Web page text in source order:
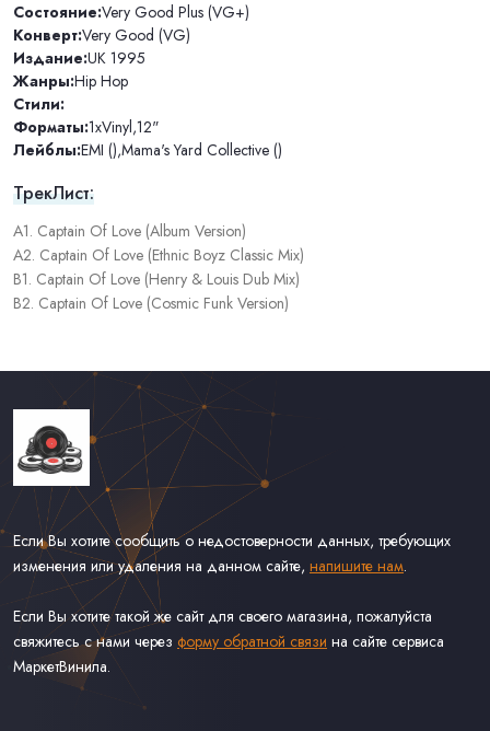
Состояние:Very Good Plus (VG+)
Конверт:Very Good (VG)
Издание:UK 1995
Жанры:Hip Hop
Стили:
Форматы:1xVinyl,12"
Лейблы:EMI (),Mama's Yard Collective ()
ТрекЛист:
A1. Captain Of Love (Album Version)
A2. Captain Of Love (Ethnic Boyz Classic Mix)
B1. Captain Of Love (Henry & Louis Dub Mix)
B2. Captain Of Love (Cosmic Funk Version)
Если Вы хотите сообщить о недостоверности данных, требующих
изменения или удаления на данном сайте, напишите нам.
Если Вы хотите такой же сайт для своего магазина, пожалуйста
свяжитесь с нами через форму обратной связи на сайте сервиса
МаркетВинила.
Каталог Винила, CD и Кассет